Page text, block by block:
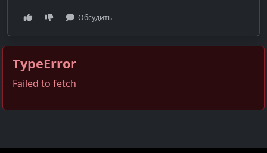
Обсудить
TypeError
Failed to fetch